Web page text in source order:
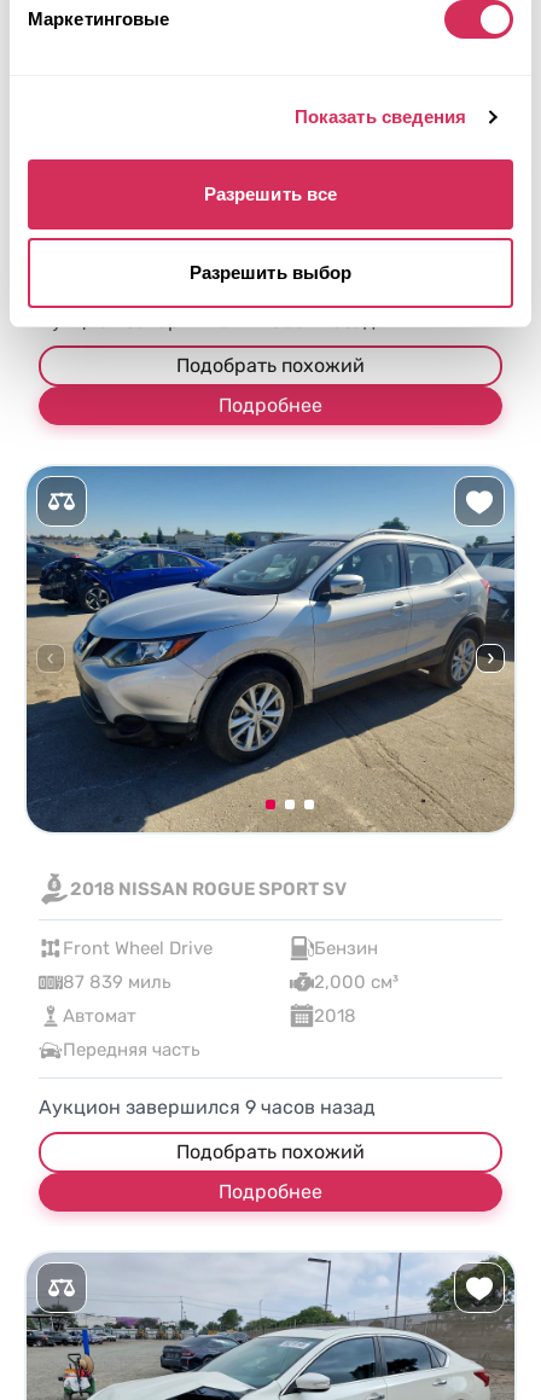
Маркетинговые
Показать сведения
Разрешить все
Разрешить выбор
Полный
Бензин
2,500 см³
Автомат
2020
Передняя часть
Подобрать похожий
Подробнее
2018 NISSAN ROGUE SPORT SV
Front Wheel Drive
Бензин
87 839 миль
2,000 см³
Автомат
2018
Передняя часть
Аукцион завершился 9 часов назад
Подобрать похожий
Подробнее